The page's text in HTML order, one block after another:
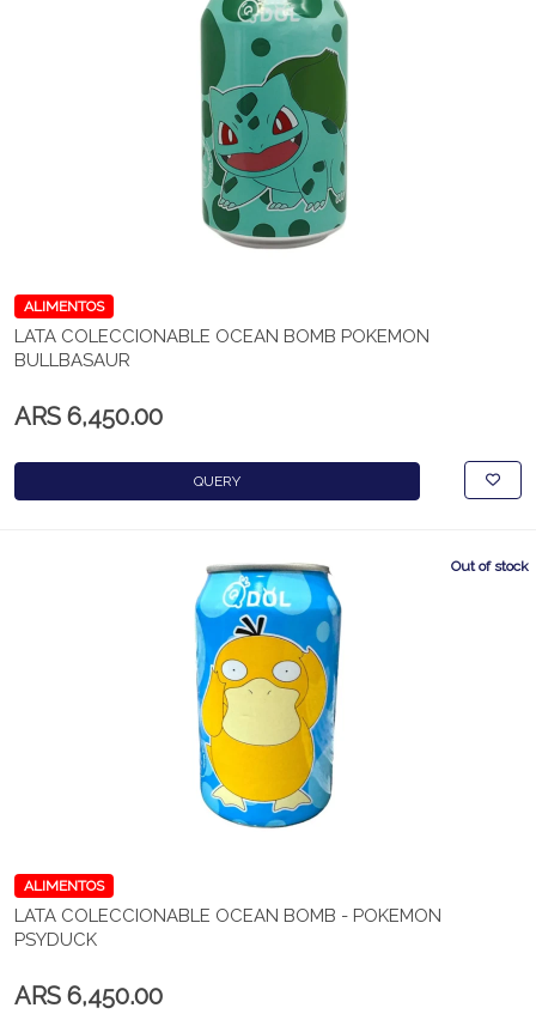
ALIMENTOS
LATA COLECCIONABLE OCEAN BOMB POKEMON
BULLBASAUR
ARS 6,450.00
QUERY
Out of stock
ALIMENTOS
LATA COLECCIONABLE OCEAN BOMB - POKEMON
PSYDUCK
ARS 6,450.00